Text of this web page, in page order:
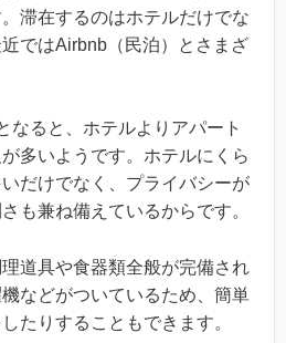
滞在するのはホテルだけでな
ではAirbnb（民泊）とさまざ
なると、ホテルよりアパート
多いようです。ホテルにくら
だけでなく、プライバシーが
も兼ね備えているからです。
道具や食器類全般が完備され
などがついているため、簡単
たりすることもできます。